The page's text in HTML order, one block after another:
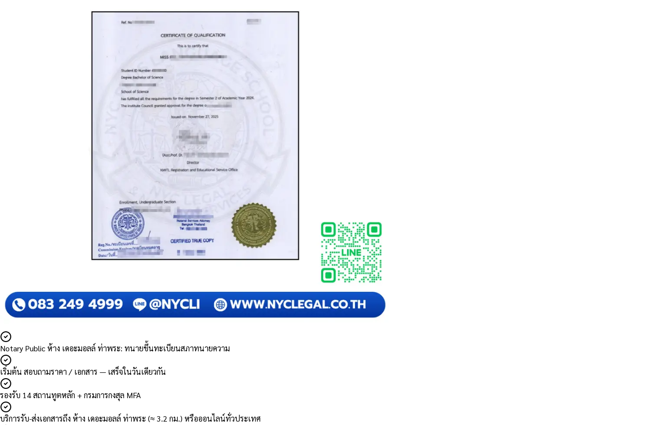
Notary Public ห้าง เดอะมอลล์ ท่าพระ: ทนายขึ้นทะเบียนสภาทนายความ
เริ่มต้น สอบถามราคา / เอกสาร — เสร็จในวันเดียวกัน
รองรับ 14 สถานทูตหลัก + กรมการกงสุล MFA
บริการรับ-ส่งเอกสารถึง ห้าง เดอะมอลล์ ท่าพระ (≈ 3.2 กม.) หรือออนไลน์ทั่วประเทศ